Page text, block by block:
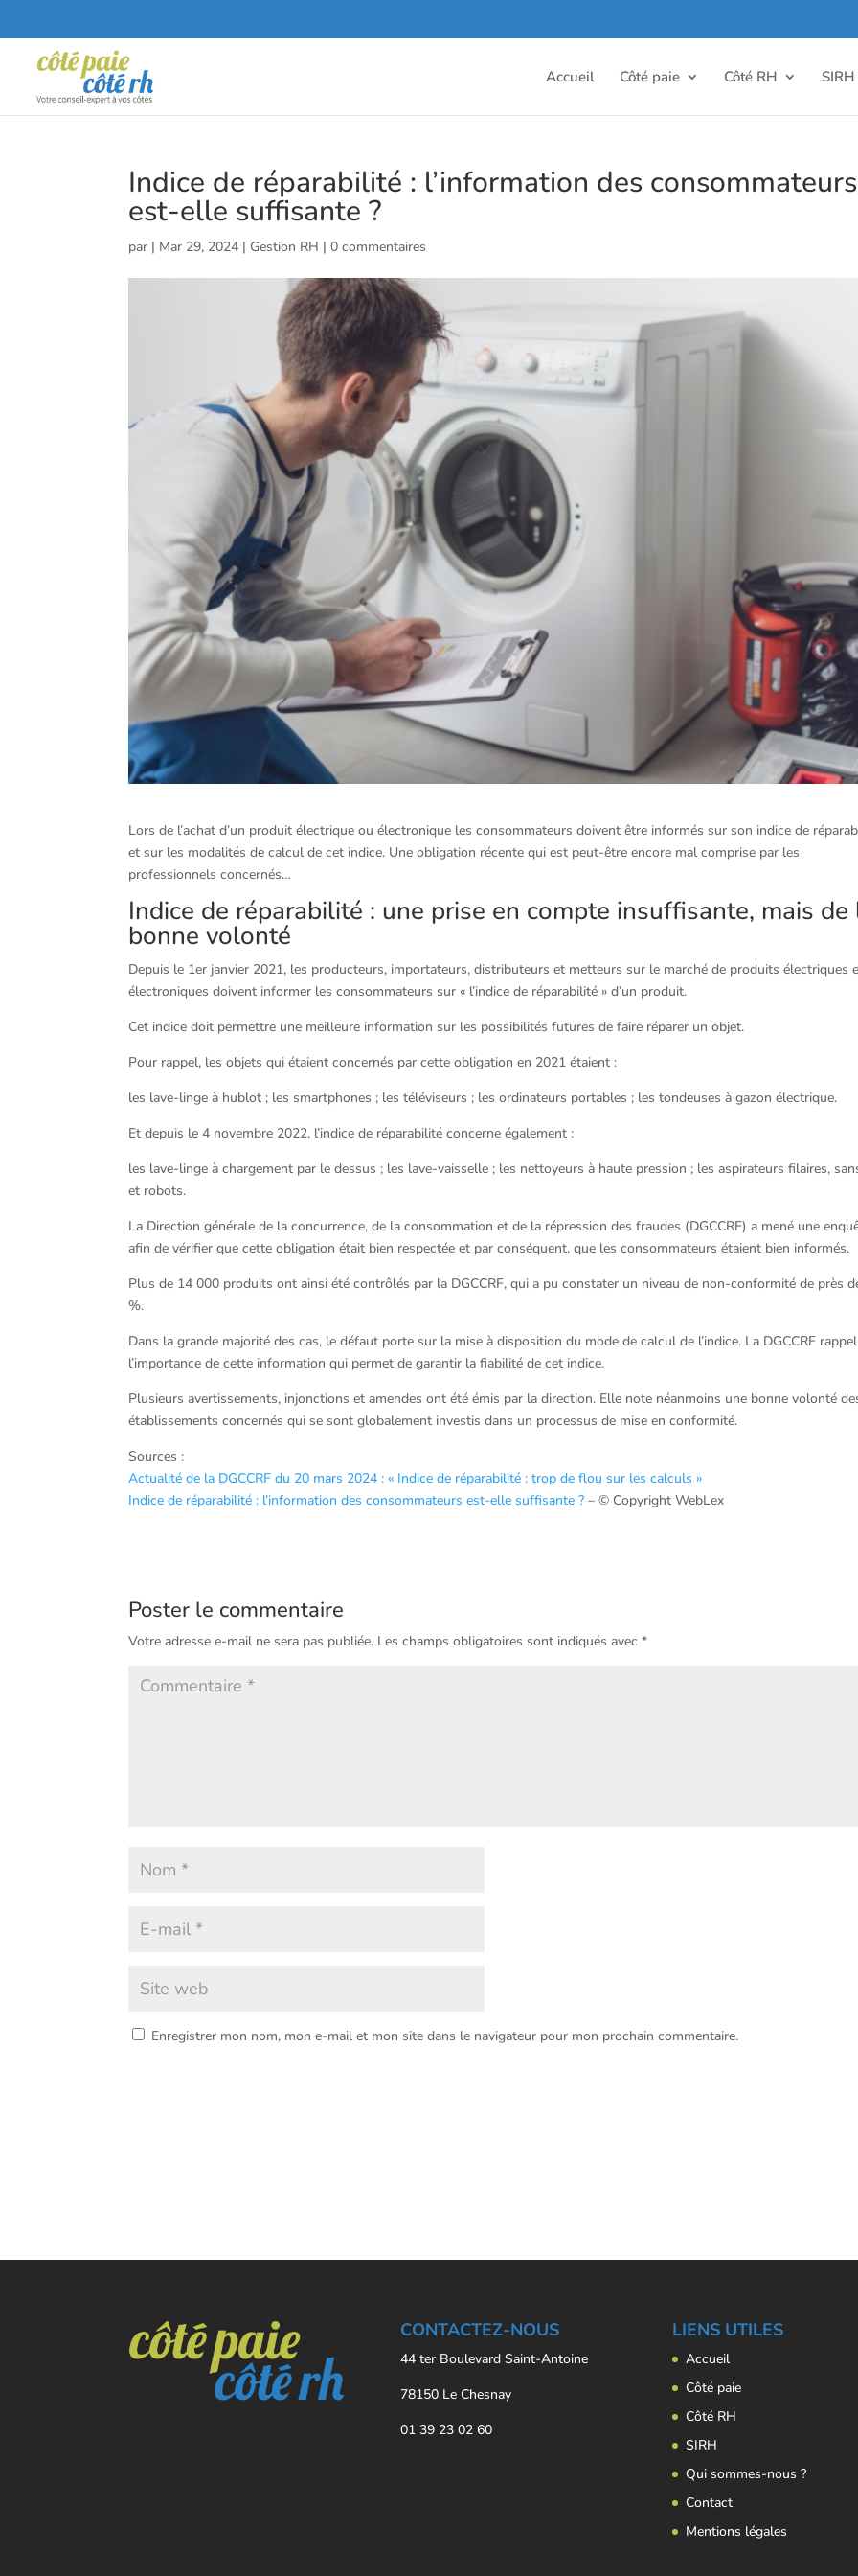
Accueil Côté paie Côté RH SIRH
Indice de réparabilité : l’information des consommateurs
est-elle suffisante ?
par | Mar 29, 2024 | Gestion RH |0 commentaires
Lors de l’achat d’un produit électrique ou électronique les consommateurs doivent être informés sur son indice de
et sur les modalités de calcul de cet indice. Une obligation récente qui est peut-être encore mal comprise par les
professionnels concernés…
Indice de réparabilité : une prise en compte insuffisante, mais de
bonne volonté
Depuis le 1er janvier 2021, les producteurs, importateurs, distributeurs et metteurs sur le marché de produits électriques
électroniques doivent informer les consommateurs sur « l’indice de réparabilité » d’un produit.
Cet indice doit permettre une meilleure information sur les possibilités futures de faire réparer un objet.
Pour rappel, les objets qui étaient concernés par cette obligation en 2021 étaient :
les lave-linge à hublot ; les smartphones ; les téléviseurs ; les ordinateurs portables ; les tondeuses à gazon électrique.
Et depuis le 4 novembre 2022, l’indice de réparabilité concerne également :
les lave-linge à chargement par le dessus ; les lave-vaisselle ; les nettoyeurs à haute pression ; les aspirateurs filaires,
et robots.
La Direction générale de la concurrence, de la consommation et de la répression des fraudes (DGCCRF) a mené une
afin de vérifier que cette obligation était bien respectée et par conséquent, que les consommateurs étaient bien informés.
Plus de 14 000 produits ont ainsi été contrôlés par la DGCCRF, qui a pu constater un niveau de non-conformité de près
%.
Dans la grande majorité des cas, le défaut porte sur la mise à disposition du mode de calcul de l’indice. La DGCCRF
l’importance de cette information qui permet de garantir la fiabilité de cet indice.
Plusieurs avertissements, injonctions et amendes ont été émis par la direction. Elle note néanmoins une bonne volonté
établissements concernés qui se sont globalement investis dans un processus de mise en conformité.
Sources :
Actualité de la DGCCRF du 20 mars 2024 : « Indice de réparabilité : trop de flou sur les calculs »
Indice de réparabilité : l’information des consommateurs est-elle suffisante ? – © Copyright WebLex
Poster le commentaire
Votre adresse e-mail ne sera pas publiée. Les champs obligatoires sont indiqués avec*
Enregistrer mon nom, mon e-mail et mon site dans le navigateur pour mon prochain commentaire.
CONTACTEZ-NOUS
44 ter Boulevard Saint-Antoine
78150 Le Chesnay
01 39 23 02 60
LIENS UTILES
Accueil
Côté paie
Côté RH
SIRH
Qui sommes-nous ?
Contact
Mentions légales